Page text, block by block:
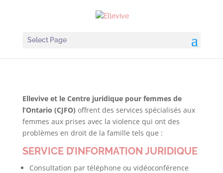
Select Page
Ellevive et le Centre juridique pour femmes de
l’Ontario (CJFO) offrent des services spécialisés aux
femmes aux prises avec la violence qui ont des
problèmes en droit de la famille tels que :
SERVICE D’INFORMATION JURIDIQUE
Consultation par téléphone ou vidéoconférence